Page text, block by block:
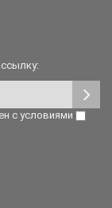
с условиями